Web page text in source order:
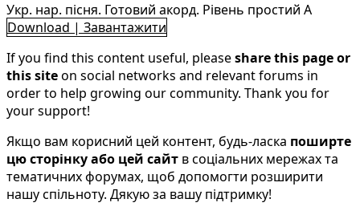
Укр. нар. пісня. Готовий акорд. Рівень простий A
Download | Завантажити
If you find this content useful, pleaseshare this page or
this siteon social networks and relevant forums in
order to help growing our community. Thank you for
your support!
Якщо вам корисний цей контент, будь-ласка поширте
цю сторінку або цей сайт в соціальних мережах та
тематичних форумах, щоб допомогти розширити
нашу спільноту. Дякую за вашу підтримку!